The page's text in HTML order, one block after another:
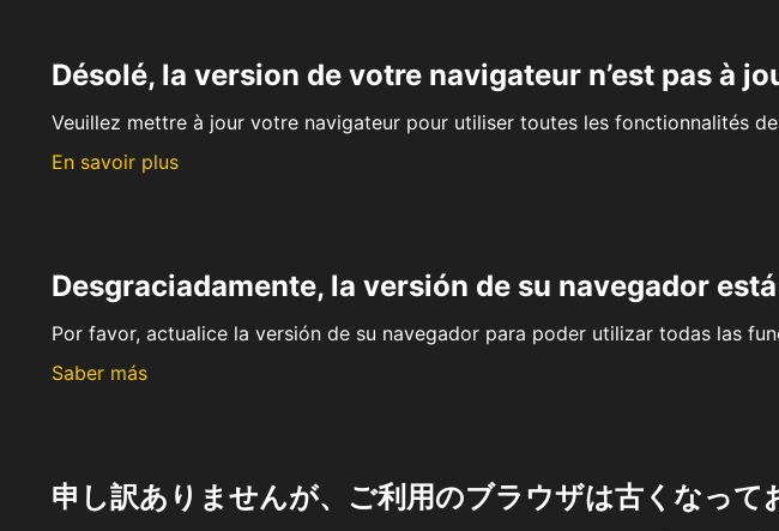
Désolé, la version de votre navigateur n’est pas à
Veuillez mettre à jour votre navigateur pour utiliser toutes les fonctionnalités
En savoir plus
Desgraciadamente, la versión de su navegador
Por favor, actualice la versión de su navegador para poder utilizar todas las
Saber más
申し訳ありませんが、ご利用のブラウザは古くなって